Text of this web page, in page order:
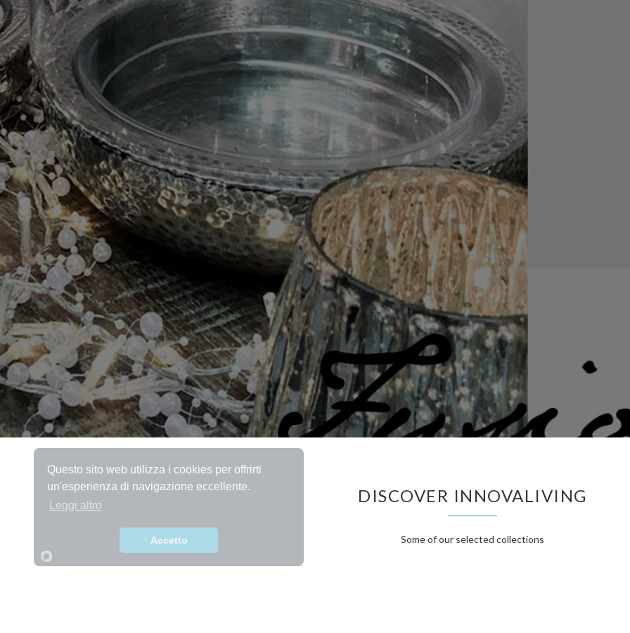
DISCOVER INNOVALIVING
Some of our selected collections
Questo sito web utilizza i cookies per offrirti
un'esperienza di navigazione eccellente.
Leggi altro
Accetto